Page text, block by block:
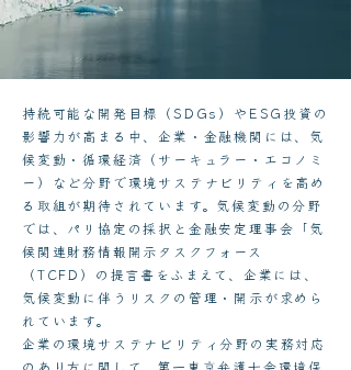
持続可能な開発目標（SDGs）やESG投資の
影響力が高まる中、企業・金融機関には、気
候変動・循環経済（サーキュラー・エコノミ
ー）など分野で環境サステナビリティを高め
る取組が期待されています。気候変動の分野
では、パリ協定の採択と金融安定理事会「気
候関連財務情報開示タスクフォース
（TCFD）の提言書をふまえて、企業には、
気候変動に伴うリスクの管理・開示が求めら
れています。
企業の環境サステナビリティ分野の実務対応
のあり方に関して、第一東京弁護士会環境保